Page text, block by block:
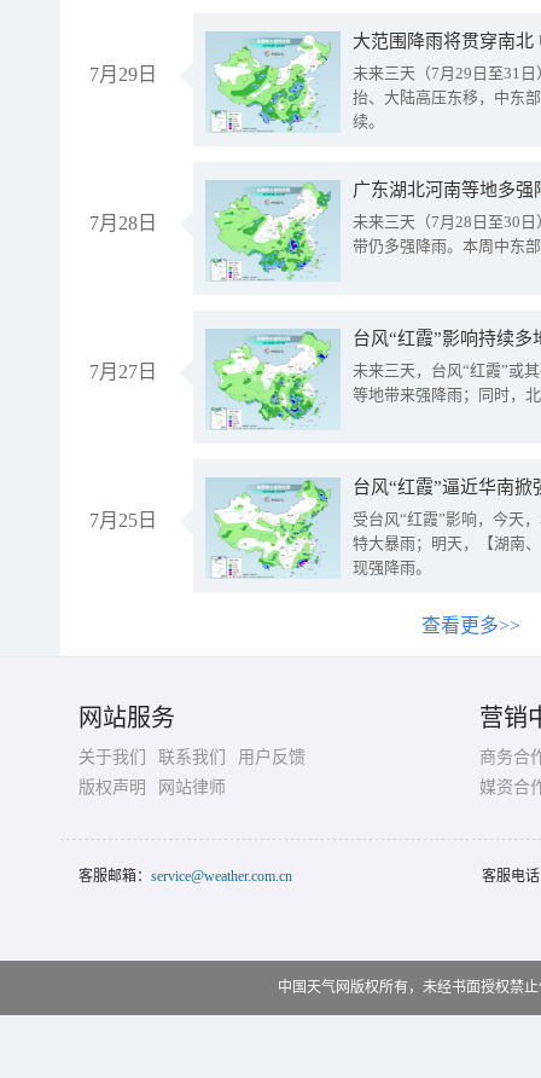
7月29日
大范围降雨将贯穿南
未来三天（7月29日至31
抬、大陆高压东移，中东
续。
7月28日
广东湖北河南等地多
未来三天（7月28日至30
带仍多强降雨。本周中东
7月27日
台风“红霞”影响持续
未来三天，台风“红霞”或
等地带来强降雨；同时，
7月25日
台风“红霞”逼近华南
受台风“红霞”影响，今天
特大暴雨；明天，【湖南
现强降雨。
查看更多>>
网站服务
关于我们 联系我们
用户反馈
版权声明
网站律师
营销
商务合
媒资合
客服邮箱： service@weather.com.cn 客服电
中国天气网版权所有，未经书面授权